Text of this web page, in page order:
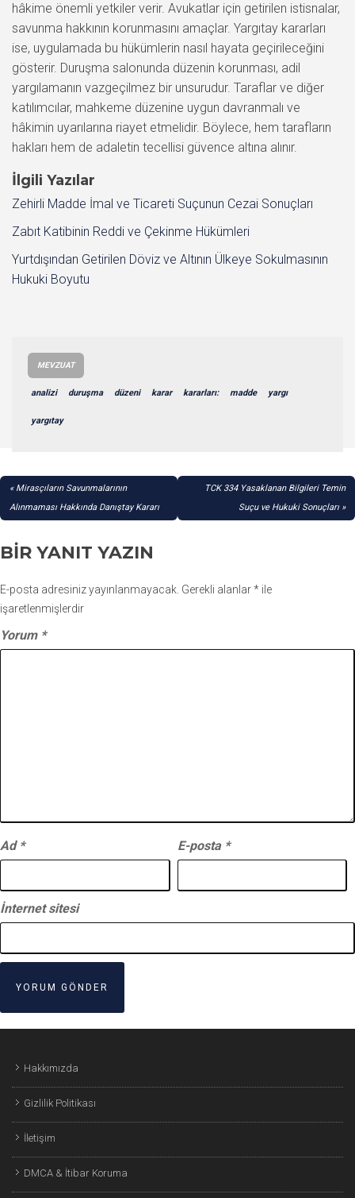
hâkime önemli yetkiler verir. Avukatlar için getirilen istisnalar,
savunma hakkının korunmasını amaçlar. Yargıtay kararları
ise, uygulamada bu hükümlerin nasıl hayata geçirileceğini
gösterir. Duruşma salonunda düzenin korunması, adil
yargılamanın vazgeçilmez bir unsurudur. Taraflar ve diğer
katılımcılar, mahkeme düzenine uygun davranmalı ve
hâkimin uyarılarına riayet etmelidir. Böylece, hem tarafların
hakları hem de adaletin tecellisi güvence altına alınır.
İlgili Yazılar
Zehirli Madde İmal ve Ticareti Suçunun Cezai Sonuçları
Zabıt Katibinin Reddi ve Çekinme Hükümleri
Yurtdışından Getirilen Döviz ve Altının Ülkeye Sokulmasının
Hukuki Boyutu
MEVZUAT
analizi duruşma düzeni karar kararları: madde yargı
yargıtay
YAZI
GEZINMESI
Mirasçıların Savunmalarının
Alınmaması Hakkında Danıştay Kararı
TCK 334 Yasaklanan Bilgileri Temin
Suçu ve Hukuki Sonuçları
BIR YANIT YAZIN
E-posta adresiniz yayınlanmayacak. Gerekli alanlar* ile
işaretlenmişlerdir
Yorum *
Ad * E-posta *
İnternet sitesi
Hakkımızda
Gizlilik Politikası
İletişim
DMCA & İtibar Koruma